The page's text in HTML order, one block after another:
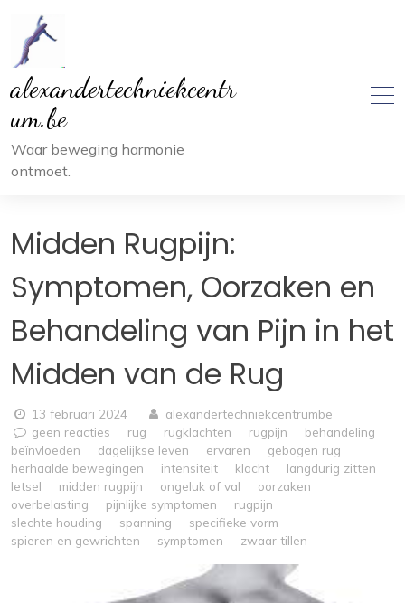
inhoud
alexandertechniekcentr
um.be
Waar beweging harmonie
ontmoet.
Midden Rugpijn:
Symptomen, Oorzaken en
Behandeling van Pijn in het
Midden van de Rug
13 februari 2024
alexandertechniekcentrumbe
geen reacties
rug rugklachten rugpijn
behandeling
beïnvloeden
dagelijkse leven ervaren
gebogen rug
herhaalde bewegingen
intensiteit klacht
langdurig zitten
letsel
midden rugpijn ongeluk of val
oorzaken
overbelasting
pijnlijke symptomen
rugpijn
slechte houding
spanning
specifieke vorm
spieren en gewrichten
symptomen zwaar tillen